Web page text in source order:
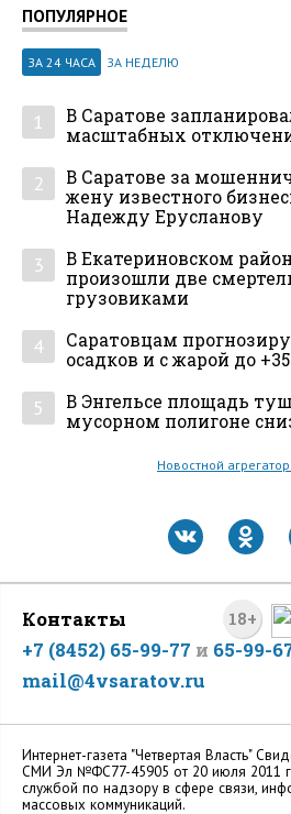
ПОПУЛЯРНОЕ
ЗА 24 ЧАСА ЗА НЕДЕЛЮ
1
В Саратове
масштабных
2
В Саратове за
жену известного
Надежду Ерусланову
3
В Екатериновском
произошли две
грузовиками
4
Саратовцам
осадков и с жарой до +35
5
В Энгельсе площадь
мусорном полигоне
Новостной
18+
Контакты
+7 (8452) 65-99-77 и 65-99-
mail@4vsaratov.ru
Интернет-газета "Четвертая Власть"
СМИ Эл №ФС77-45905 от 20 июля 2011
службой по надзору в сфере связи,
массовых коммуникаций.